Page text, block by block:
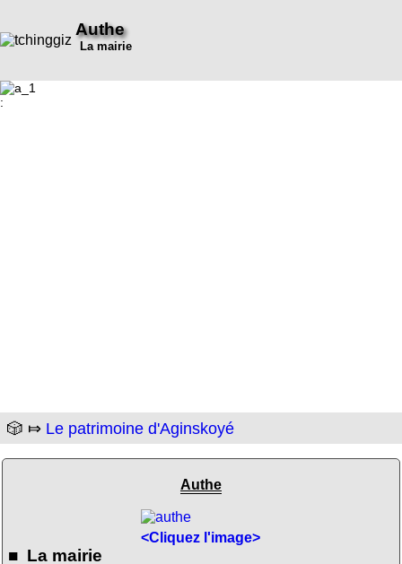
Authe
La mairie
:
🎲 ⤇ Le patrimoine d'Aginskoyé
Authe
<Cliquez l'image>
■ La mairie